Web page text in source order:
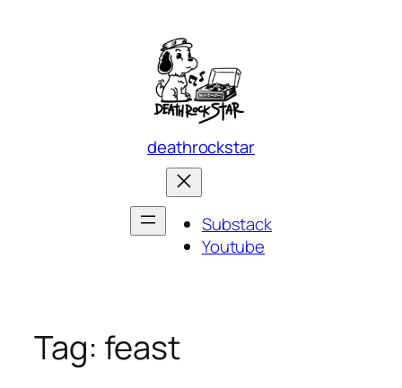
deathrockstar
Substack
Youtube
Tag: feast